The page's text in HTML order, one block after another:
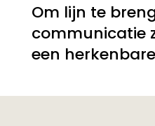
Om lijn te
communicatie
een